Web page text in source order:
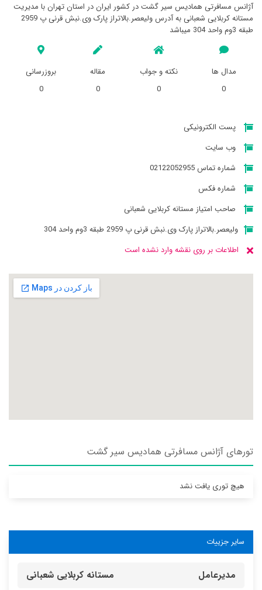
آژانس مسافرتی هماديس سير گشت در کشور ایران در استان تهران با مدیریت
مستانه کربلایی شعبانی به آدرس ولیعصر.بالاتراز پارک وی.نبش قرنی پ 2959
طبقه 3وم واحد 304 میباشد
مدال ها
0
نکته و جواب
0
مقاله
0
بروزرسانی
0
پست الکترونیکی
وب سایت
شماره تماس 02122052955
شماره فکس
صاحب امتیاز مستانه کربلایی شعبانی
ولیعصر.بالاتراز پارک وی.نبش قرنی پ 2959 طبقه 3وم واحد 304
اطلاعات بر روی نقشه وارد نشده است
تورهای آژانس مسافرتی هماديس سير گشت
هیچ توری یافت نشد
سایر جزییات
مدیرعامل مستانه کربلایی شعبانی